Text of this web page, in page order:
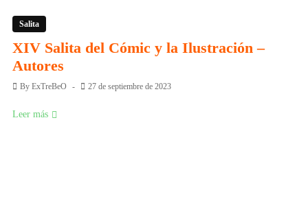
Salita
XIV Salita del Cómic y la Ilustración –
Autores
By ExTreBeO 27 de septiembre de 2023
Leer más